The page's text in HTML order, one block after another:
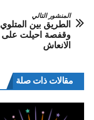
المنشور التالي
الطريق بين المتلوي
وقفصة احيلت على
الانعاش
مقالات ذات صلة